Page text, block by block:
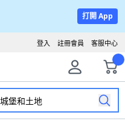
打開 App
客服中心
註冊會員
登入